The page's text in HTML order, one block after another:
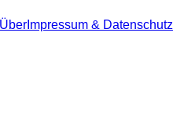
Über Impressum & Datenschutz